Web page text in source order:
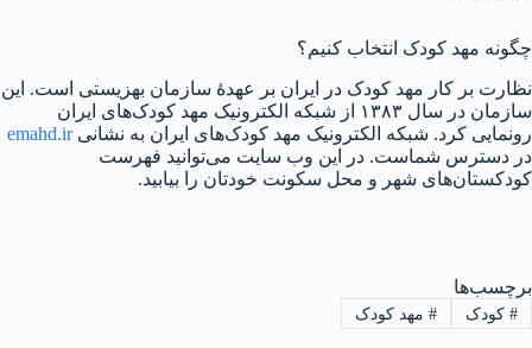
چگونه مهد کودک انتخاب کنیم؟
نظارت بر کار مهد کودک در ایران بر عهدهٔ سازمان بهزیستی است. این
سازمان در سال ۱۳۸۳ از شبکه الکترونیک مهد کودک‌های ایران
رونمایی کرد. شبکه الکترونیک مهد کودک‌های ایران به نشانیemahd.ir
در دسترس شماست. در این وب ‌سایت می‌توانید فهرست
کودکستان‌های شهر و محل سکونت خودتان را بیابید.
برچسب‌ها
#کودک #مهد کودک